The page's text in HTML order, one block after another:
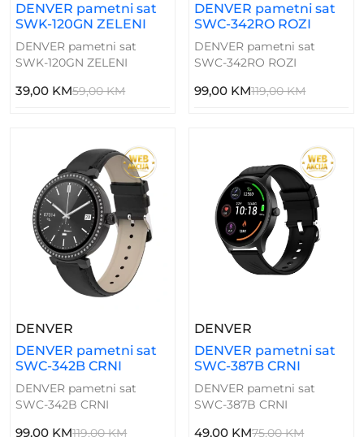
DENVER pametni sat
SWK-120GN ZELENI
DENVER pametni sat
SWK-120GN ZELENI
39,00 KM59,00 KM
DENVER pametni sat
SWC-342RO ROZI
DENVER pametni sat
SWC-342RO ROZI
99,00 KM119,00 KM
DENVER – DENVER Pametni Sat SWC-342B CRNI
DENVER pametni sat
SWC-342B CRNI
DENVER pametni sat
SWC-342B CRNI
99,00 KM119,00 KM
DENVER
DENVER pametni sat
SWC-387B CRNI
DENVER pametni sat
SWC-387B CRNI
49,00 KM75,00 KM